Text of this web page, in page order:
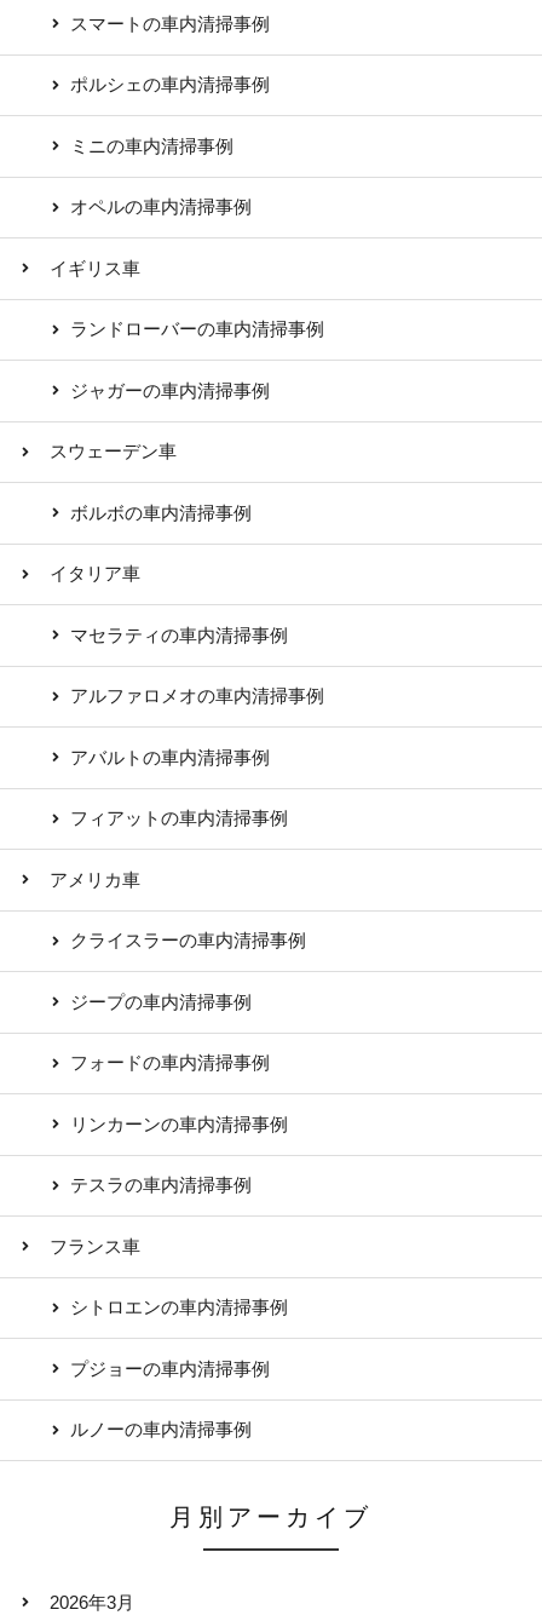
スマートの車内清掃事例
ポルシェの車内清掃事例
ミニの車内清掃事例
オペルの車内清掃事例
イギリス車
ランドローバーの車内清掃事例
ジャガーの車内清掃事例
スウェーデン車
ボルボの車内清掃事例
イタリア車
マセラティの車内清掃事例
アルファロメオの車内清掃事例
アバルトの車内清掃事例
フィアットの車内清掃事例
アメリカ車
クライスラーの車内清掃事例
ジープの車内清掃事例
フォードの車内清掃事例
リンカーンの車内清掃事例
テスラの車内清掃事例
フランス車
シトロエンの車内清掃事例
プジョーの車内清掃事例
ルノーの車内清掃事例
月別アーカイブ
2026年3月